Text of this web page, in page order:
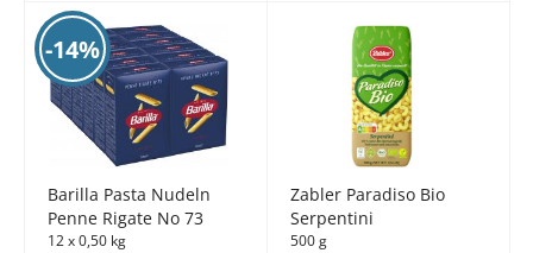
-14%
Barilla Pasta Nudeln
Penne Rigate No 73
12 x 0,50 kg
Zabler Paradiso Bio
Serpentini
500 g